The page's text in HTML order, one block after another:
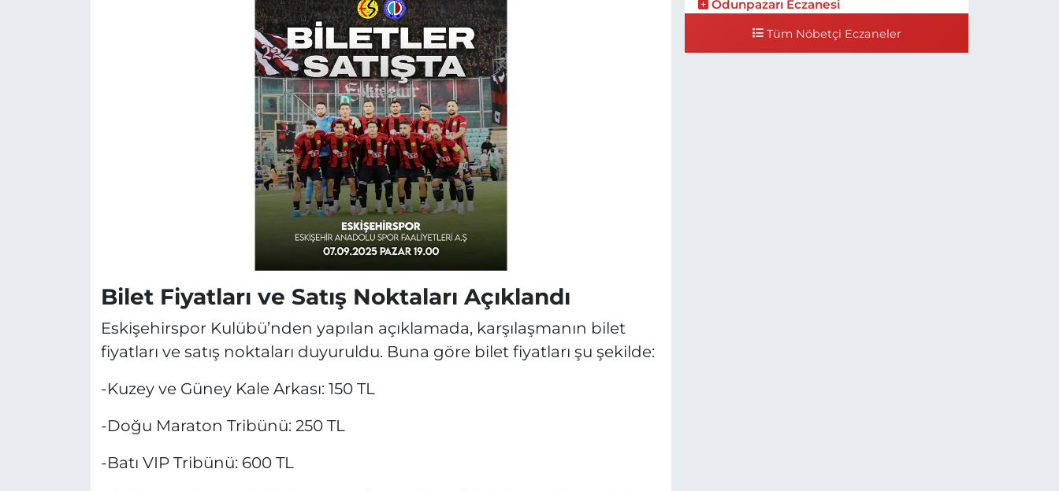
Bilet Fiyatları ve Satış Noktaları Açıklandı
Eskişehirspor Kulübü’nden yapılan açıklamada, karşılaşmanın bilet
fiyatları ve satış noktaları duyuruldu. Buna göre bilet fiyatları şu şekilde:
-Kuzey ve Güney Kale Arkası: 150 TL
-Doğu Maraton Tribünü: 250 TL
-Batı VIP Tribünü: 600 TL
Odunpazarı Eczanesi
NO:21 E TIP FAKÜLTESİ KARŞISI
Tüm Nöbetçi Eczaneler